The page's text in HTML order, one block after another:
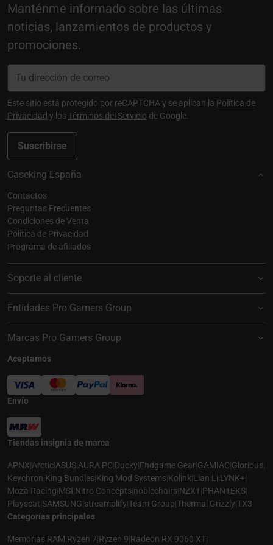
Manténme informado sobre las últimas
noticias, lanzamientos de productos y
promociones.
Suscribirse
Este sitio está protegido por reCAPTCHA y se aplican la Política de
Privacidad y losTérminos del Servicio de Google.
Caseking España
Contactos
Preguntas Frecuentes
Condiciones de Venta
Política de Privacidad
Programa de afiliados
Soporte al cliente
Entidades Pro Gamers Group
Marcas Pro Gamers Group
Aceptamos
Envío
Tiendas insignia de marca
APNX|Arctic|ASUS|AURA PC|Ducky|Endgame Gear|GAMIAC|Glorious|
Keychron|King Bundles|King Mod Systems|Kolink|Lian Li|LYNK+|
Moza Racing|MSI|Nitro Concepts|noblechairs|NZXT|PHANTEKS|
Playseat|SAMSUNG|streamplify|Team Group|Thermal Grizzly|TX3
Categorías principales
Memorias RAM|Ryzen 7|Ryzen 9|Radeon RX 9060 XT|